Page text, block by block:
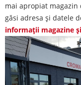
mai apropiat magazin
găsi adresa și datele
informații magazine